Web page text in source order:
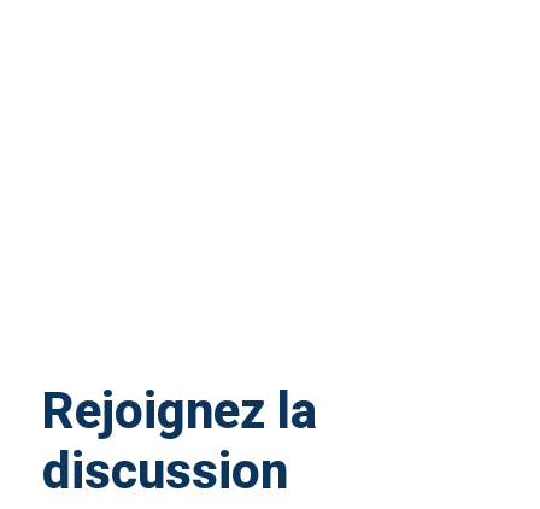
Rejoignez la
discussion